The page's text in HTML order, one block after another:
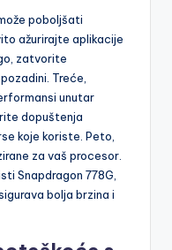
poboljšati
ažurirajte aplikacije
zatvorite
Treće,
unutar
dopuštenja
koje koriste. Peto,
za vaš procesor.
Snapdragon 778G,
bolja brzina i